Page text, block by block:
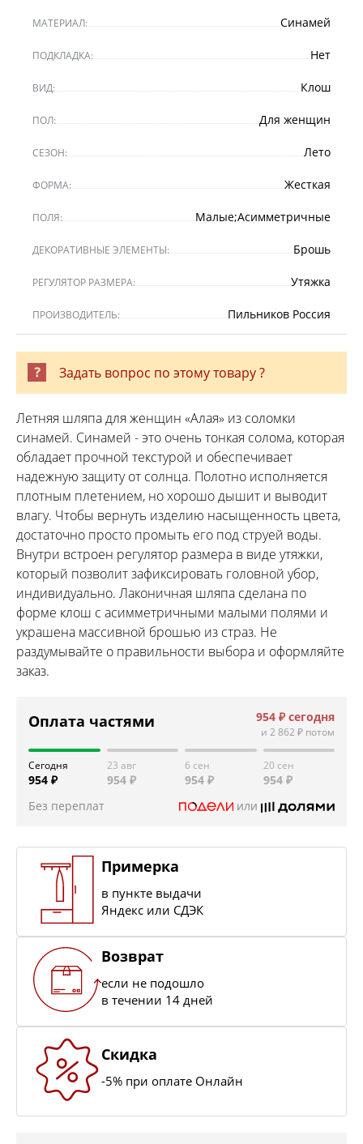
МАТЕРИАЛ: Синамей
ПОДКЛАДКА: Нет
ВИД: Клош
ПОЛ: Для женщин
СЕЗОН: Лето
ФОРМА: Жесткая
ПОЛЯ: Малые;Асимметричные
ДЕКОРАТИВНЫЕ ЭЛЕМЕНТЫ: Брошь
РЕГУЛЯТОР РАЗМЕРА: Утяжка
ПРОИЗВОДИТЕЛЬ: Пильников Россия
Задать вопрос по этому товару ?
Летняя шляпа для женщин «Алая» из соломки
синамей. Синамей - это очень тонкая солома, которая
обладает прочной текстурой и обеспечивает
надежную защиту от солнца. Полотно исполняется
плотным плетением, но хорошо дышит и выводит
влагу. Чтобы вернуть изделию насыщенность цвета,
достаточно просто промыть его под струей воды.
Внутри встроен регулятор размера в виде утяжки,
который позволит зафиксировать головной убор,
индивидуально. Лаконичная шляпа сделана по
форме клош с асимметричными малыми полями и
украшена массивной брошью из страз. Не
раздумывайте о правильности выбора и оформляйте
заказ.
Оплата частями 954 ₽ сегодня
и 2 862 ₽ потом
Сегодня
954 ₽
23 авг
954 ₽
6 сен
954 ₽
20 сен
954 ₽
Без переплат
или
Примерка
в пункте выдачи
Яндекс или СДЭК
Возврат
если не подошло
в течении 14 дней
Скидка
-5% при оплате Онлайн